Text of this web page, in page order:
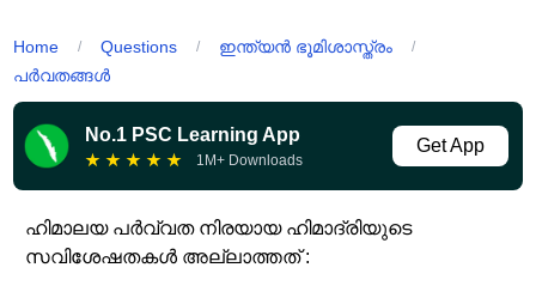
Home / Questions / ഇന്ത്യൻ ഭൂമിശാസ്ത്രം /
പർവതങ്ങൾ
No.1 PSC Learning App
★ ★ ★ ★ ★ 1M+ Downloads
Get App
ഹിമാലയ പർവ്വത നിരയായ ഹിമാദ്രിയുടെ
സവിശേഷതകൾ അല്ലാത്തത് :